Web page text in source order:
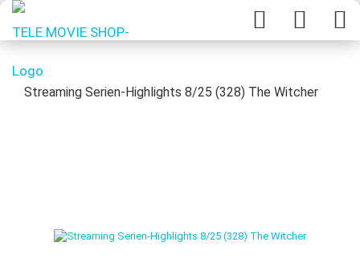
Streaming Serien-Highlights 8/25 (328) The Witcher